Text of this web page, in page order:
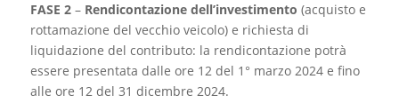
FASE 2– Rendicontazione dell’investimento (acquisto e
rottamazione del vecchio veicolo) e richiesta di
liquidazione del contributo: la rendicontazione potrà
essere presentata dalle ore 12 del 1° marzo 2024 e fino
alle ore 12 del 31 dicembre 2024.